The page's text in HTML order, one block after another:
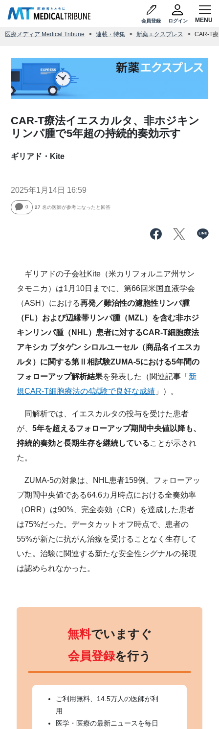
会員登録 ログイン
医療メディア Medical Tribune 連載・特集 新薬エクスプレス CAR-T
CAR-T療法イエスカルタ、非ホジキン
リンパ腫で5年超の持続的奏効示す
ギリアド・Kite
2025年1月14日 16:59
0 27 名の医師が参考になったと回答
ギリアドの子会社Kite（米カリフォルニア州サン
タモニカ）は1月10日までに、第66回米国血液学会
（ASH）における再発／難治性の濾胞性リンパ腫
（FL）および辺縁帯リンパ腫（MZL）を含む非ホジ
キンリンパ腫（NHL）患者に対するCAR-T細胞療法
アキシカ ブタゲン シロルユーセル（商品名イエスカ
ルタ）に関する第Ⅱ相試験ZUMA-5における5年間の
フォローアップ解析結果を発表した（関連記事「 新
規CAR-T細胞療法の4試験で良好な成績 」）。
同解析では、イエスカルタの投与を受けた患者
が、5年を超えるフォローアップ期間中央値以降も、
持続的奏効と長期生存を継続していることが示され
た。
ZUMA-5の対象は、NHL患者159例。フォローアッ
プ期間中央値である64.6カ月時点における全奏効率
（ORR）は90%、完全奏効（CR）を達成した患者
は75%だった。データカットオフ時点で、患者の
55%が新たに抗がん治療を受けることなく生存して
いた。治験に関連する新たな安全性シグナルの発現
は認められなかった。
無料でいますぐ
会員登録を行う
ご利用無料、14.5万人の医師が利
用
医学・医療の最新ニュースを毎日